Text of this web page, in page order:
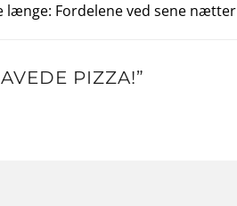
længe: Fordelene ved sene nætter
PIZZA!”